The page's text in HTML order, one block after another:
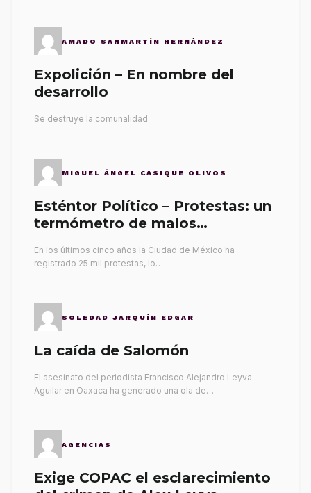
AMADO SANMARTÍN HERNÁNDEZ
Expolición – En nombre del
desarrollo
Se destruye la comunalidad
MIGUEL ÁNGEL CASIQUE OLIVOS
Esténtor Político – Protestas: un
termómetro de malos
En los últimos cinco años la Ciudad de México ha
registrado 25 mil protestas, lo…
SOLEDAD JARQUÍN EDGAR
La caída de Salomón
El asesinato del periodista Francisco Alejandro Leyva
Aguilar en Oaxaca ha generado una ola de…
AGENCIAS
Exige COPAC el esclarecimiento